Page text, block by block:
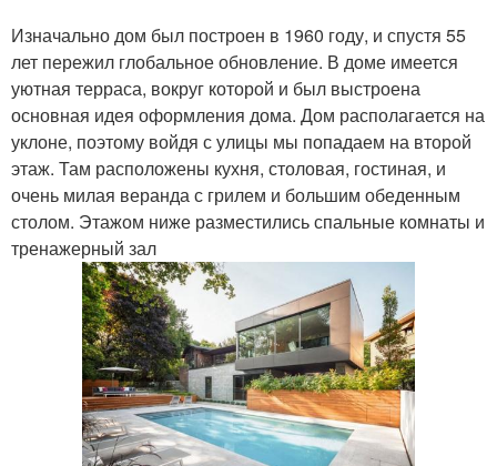
Изначально дом был построен в 1960 году, и спустя 55
лет пережил глобальное обновление. В доме имеется
уютная терраса, вокруг которой и был выстроена
основная идея оформления дома. Дом располагается на
уклоне, поэтому войдя с улицы мы попадаем на второй
этаж. Там расположены кухня, столовая, гостиная, и
очень милая веранда с грилем и большим обеденным
столом. Этажом ниже разместились спальные комнаты и
тренажерный зал